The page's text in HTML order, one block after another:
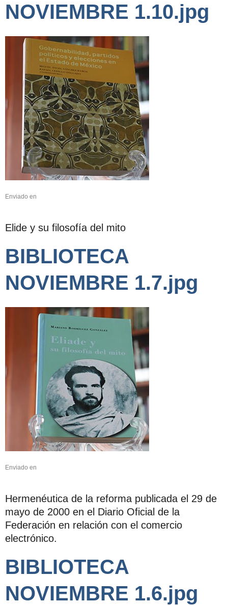
NOVIEMBRE 1.10.jpg
Enviado en
Elide y su filosofía del mito
BIBLIOTECA
NOVIEMBRE 1.7.jpg
Enviado en
Hermenéutica de la reforma publicada el 29 de
mayo de 2000 en el Diario Oficial de la
Federación en relación con el comercio
electrónico.
BIBLIOTECA
NOVIEMBRE 1.6.jpg